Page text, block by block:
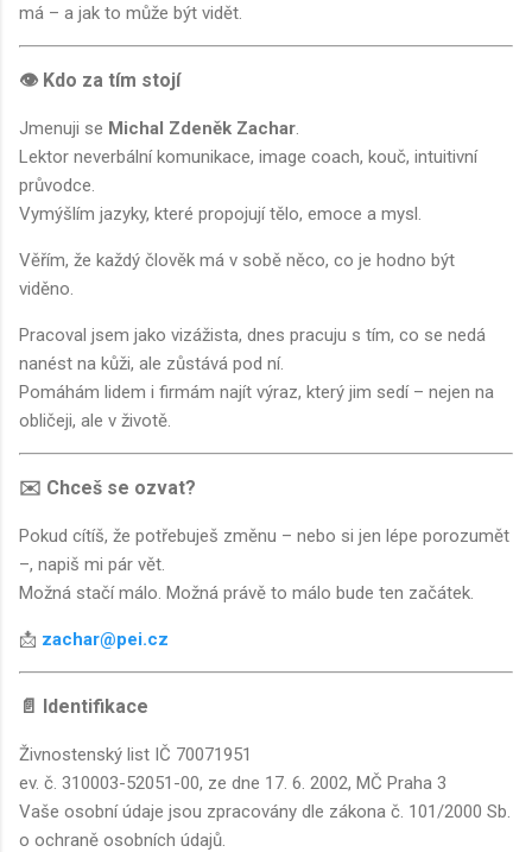
má – a jak to může být vidět.
👁 Kdo za tím stojí
Jmenuji se Michal Zdeněk Zachar
Lektor neverbální komunikace, image coach, kouč, intuitivní
průvodce.
Vymýšlím jazyky, které propojují tělo, emoce a mysl.
Věřím, že každý člověk má v sobě něco, co je hodno být
viděno.
Pracoval jsem jako vizážista, dnes pracuju s tím, co se nedá
nanést na kůži, ale zůstává pod ní.
Pomáhám lidem i firmám najít výraz, který jim sedí – nejen na
obličeji, ale v životě.
✉️ Chceš se ozvat?
Pokud cítíš, že potřebuješ změnu – nebo si jen lépe porozumět
–, napiš mi pár vět.
Možná stačí málo. Možná právě to málo bude ten začátek.
📩 zachar@pei.cz
📄 Identifikace
Živnostenský list IČ 70071951
ev. č. 310003-52051-00, ze dne 17. 6. 2002, MČ Praha 3
Vaše osobní údaje jsou zpracovány dle zákona č. 101/2000 Sb.
o ochraně osobních údajů.